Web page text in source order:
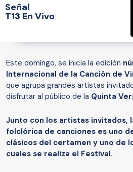
Señal
T13 En Vivo
Este domingo, se inicia la edición
Internacional de la Canción de
que agrupa grandes artistas
disfrutar al público de la Quinta
Junto con los artistas invitados,
folclórica de canciones es uno
clásicos del certamen y uno de
cuales se realiza el Festival.